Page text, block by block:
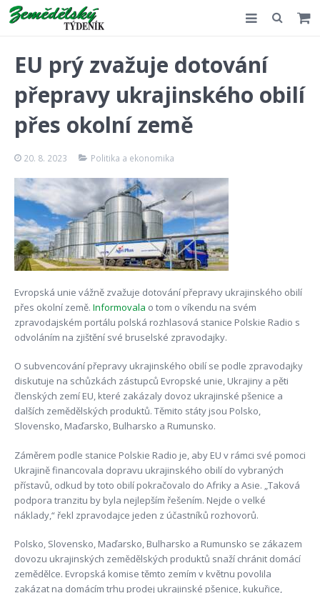
Komentář
Akce
E-shop
Kontakt
EU prý zvažuje dotování
přepravy ukrajinského obilí
přes okolní země
20. 8. 2023 Politika a ekonomika
Evropská unie vážně zvažuje dotování přepravy ukrajinského obilí
přes okolní země. Informovala o tom o víkendu na svém
zpravodajském portálu polská rozhlasová stanice Polskie Radio s
odvoláním na zjištění své bruselské zpravodajky.
O subvencování přepravy ukrajinského obilí se podle zpravodajky
diskutuje na schůzkách zástupců Evropské unie, Ukrajiny a pěti
členských zemí EU, které zakázaly dovoz ukrajinské pšenice a
dalších zemědělských produktů. Těmito státy jsou Polsko,
Slovensko, Maďarsko, Bulharsko a Rumunsko.
Záměrem podle stanice Polskie Radio je, aby EU v rámci své pomoci
Ukrajině financovala dopravu ukrajinského obilí do vybraných
přístavů, odkud by toto obilí pokračovalo do Afriky a Asie. „Taková
podpora tranzitu by byla nejlepším řešením. Nejde o velké
náklady,“ řekl zpravodajce jeden z účastníků rozhovorů.
Polsko, Slovensko, Maďarsko, Bulharsko a Rumunsko se zákazem
dovozu ukrajinských zemědělských produktů snaží chránit domácí
zemědělce. Evropská komise těmto zemím v květnu povolila
zakázat na domácím trhu prodej ukrajinské pšenice, kukuřice,